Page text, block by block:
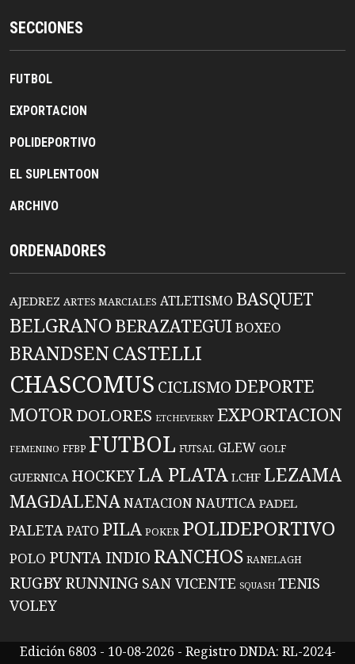
SECCIONES
FUTBOL
EXPORTACION
POLIDEPORTIVO
EL SUPLENTOON
ARCHIVO
ORDENADORES
AJEDREZ ARTES MARCIALES ATLETISMO BASQUET
BELGRANO BERAZATEGUIBOXEO
BRANDSENCASTELLI
CHASCOMUS CICLISMO DEPORTE
MOTORDOLORES ETCHEVERRY EXPORTACION
FEMENINO FFBP FUTBOL FUTSAL GLEW GOLF
GUERNICA HOCKEYLA PLATA LCHF LEZAMA
MAGDALENANATACIONNAUTICA PADEL
PALETAPATO PILA POKER POLIDEPORTIVO
POLO PUNTA INDIO RANCHOS RANELAGH
RUGBYRUNNING SAN VICENTE SQUASH TENIS
VOLEY
Edición 6803 - 10-08-2026 - Registro DNDA: RL-2024-